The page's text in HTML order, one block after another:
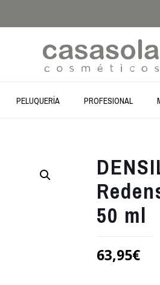
PELUQUERÍA PROFESIONAL
50 ml
63,95€